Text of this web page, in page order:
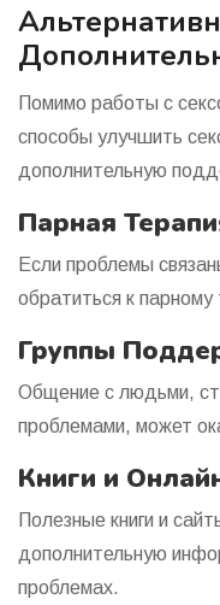
Помимо работы с
способы улучшить
дополнительную
Парная
Если проблемы
обратиться к парному
Группы
Общение с людьми,
проблемами, может
Книги и
Полезные книги и
дополнительную
проблемах.